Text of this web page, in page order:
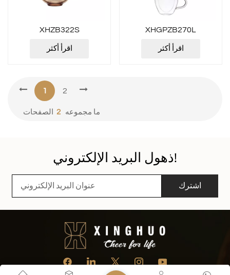
XHZB322S
اقرأ أكثر
XHGPZB270L
اقرأ أكثر
1 2
ما مجموعه 2 الصفحات
ذهول البريد الإلكتروني!
اشترك